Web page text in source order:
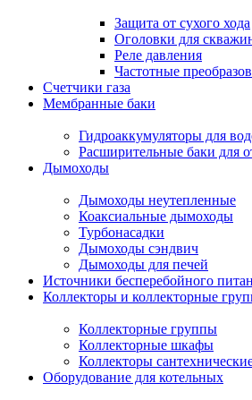
Защита от сухого хода
Оголовки для
Реле давления
Частотные
Счетчики газа
Мембранные баки
Гидроаккумуляторы для
Расширительные баки для
Дымоходы
Дымоходы неутепленные
Коаксиальные дымоходы
Турбонасадки
Дымоходы сэндвич
Дымоходы для печей
Источники бесперебойного
Коллекторы и коллекторные
Коллекторные группы
Коллекторные шкафы
Коллекторы
Оборудование для котельных